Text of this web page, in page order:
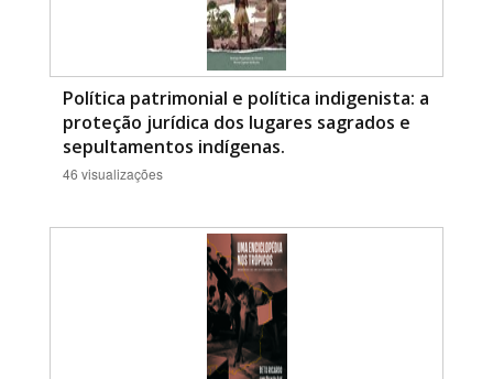
Política patrimonial e política indigenista: a
proteção jurídica dos lugares sagrados e
sepultamentos indígenas.
46 visualizações